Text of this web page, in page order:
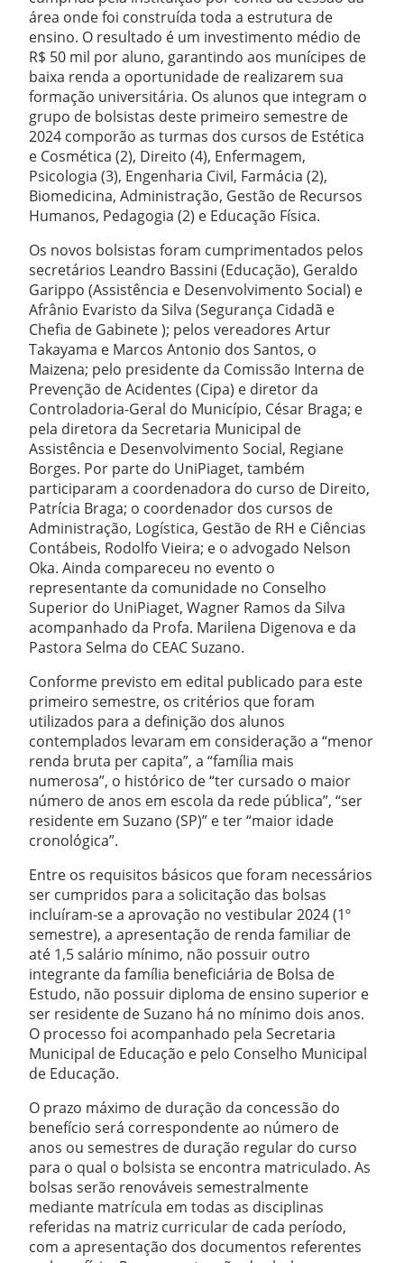
área onde foi construída toda a estrutura de
ensino. O resultado é um investimento médio de
R$ 50 mil por aluno, garantindo aos munícipes de
baixa renda a oportunidade de realizarem sua
formação universitária. Os alunos que integram o
grupo de bolsistas deste primeiro semestre de
2024 comporão as turmas dos cursos de Estética
e Cosmética (2), Direito (4), Enfermagem,
Psicologia (3), Engenharia Civil, Farmácia (2),
Biomedicina, Administração, Gestão de Recursos
Humanos, Pedagogia (2) e Educação Física.
Os novos bolsistas foram cumprimentados pelos
secretários Leandro Bassini (Educação), Geraldo
Garippo (Assistência e Desenvolvimento Social) e
Afrânio Evaristo da Silva (Segurança Cidadã e
Chefia de Gabinete ); pelos vereadores Artur
Takayama e Marcos Antonio dos Santos, o
Maizena; pelo presidente da Comissão Interna de
Prevenção de Acidentes (Cipa) e diretor da
Controladoria-Geral do Município, César Braga; e
pela diretora da Secretaria Municipal de
Assistência e Desenvolvimento Social, Regiane
Borges. Por parte do UniPiaget, também
participaram a coordenadora do curso de Direito,
Patrícia Braga; o coordenador dos cursos de
Administração, Logística, Gestão de RH e Ciências
Contábeis, Rodolfo Vieira; e o advogado Nelson
Oka. Ainda compareceu no evento o
representante da comunidade no Conselho
Superior do UniPiaget, Wagner Ramos da Silva
acompanhado da Profa. Marilena Digenova e da
Pastora Selma do CEAC Suzano.
Conforme previsto em edital publicado para este
primeiro semestre, os critérios que foram
utilizados para a definição dos alunos
contemplados levaram em consideração a “menor
renda bruta per capita”, a “família mais
numerosa”, o histórico de “ter cursado o maior
número de anos em escola da rede pública”, “ser
residente em Suzano (SP)” e ter “maior idade
cronológica”.
Entre os requisitos básicos que foram necessários
ser cumpridos para a solicitação das bolsas
incluíram-se a aprovação no vestibular 2024 (1º
semestre), a apresentação de renda familiar de
até 1,5 salário mínimo, não possuir outro
integrante da família beneficiária de Bolsa de
Estudo, não possuir diploma de ensino superior e
ser residente de Suzano há no mínimo dois anos.
O processo foi acompanhado pela Secretaria
Municipal de Educação e pelo Conselho Municipal
de Educação.
O prazo máximo de duração da concessão do
benefício será correspondente ao número de
anos ou semestres de duração regular do curso
para o qual o bolsista se encontra matriculado. As
bolsas serão renováveis semestralmente
mediante matrícula em todas as disciplinas
referidas na matriz curricular de cada período,
com a apresentação dos documentos referentes